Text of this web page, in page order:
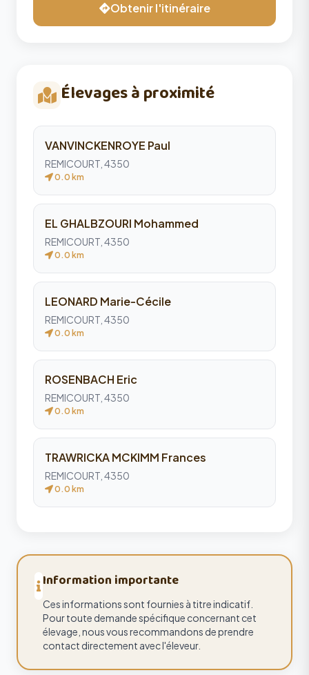
Obtenir l'itinéraire
Élevages à proximité
VANVINCKENROYE Paul
REMICOURT, 4350
0.0 km
EL GHALBZOURI Mohammed
REMICOURT, 4350
0.0 km
LEONARD Marie-Cécile
REMICOURT, 4350
0.0 km
ROSENBACH Eric
REMICOURT, 4350
0.0 km
TRAWRICKA MCKIMM Frances
REMICOURT, 4350
0.0 km
Information importante
Ces informations sont fournies à titre indicatif.
Pour toute demande spécifique concernant cet
élevage, nous vous recommandons de prendre
contact directement avec l'éleveur.